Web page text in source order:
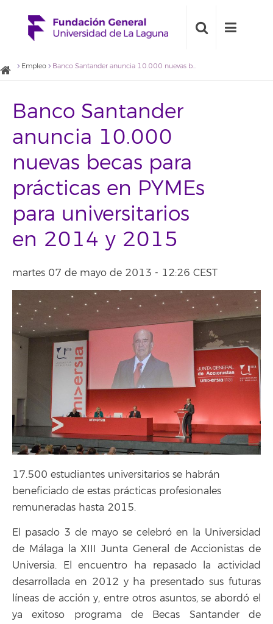
Empleo Banco Santander anuncia 10.000 nuevas becas para prácticas en PYMEs para universitarios en 2014 y 2015
Banco Santander
anuncia 10.000
nuevas becas para
prácticas en PYMEs
para universitarios
en 2014 y 2015
martes 07 de mayo de 2013 - 12:26 CEST
17.500 estudiantes universitarios se habrán
beneficiado de estas prácticas profesionales
remuneradas hasta 2015.
El pasado 3 de mayo se celebró en la Universidad
de Málaga la XIII Junta General de Accionistas de
Universia. El encuentro ha repasado la actividad
desarrollada en 2012 y ha presentado sus futuras
líneas de acción y, entre otros asuntos, se abordó el
ya exitoso programa de Becas Santander de